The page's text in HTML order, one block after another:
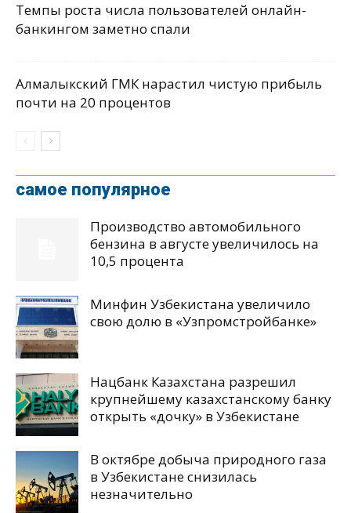
Темпы роста числа пользователей онлайн-
банкингом заметно спали
Алмалыкский ГМК нарастил чистую прибыль
почти на 20 процентов
самое популярное
Производство автомобильного
бензина в августе увеличилось на
10,5 процента
Минфин Узбекистана увеличило
свою долю в «Узпромстройбанке»
Нацбанк Казахстана разрешил
крупнейшему казахстанскому банку
открыть «дочку» в Узбекистане
В октябре добыча природного газа
в Узбекистане снизилась
незначительно